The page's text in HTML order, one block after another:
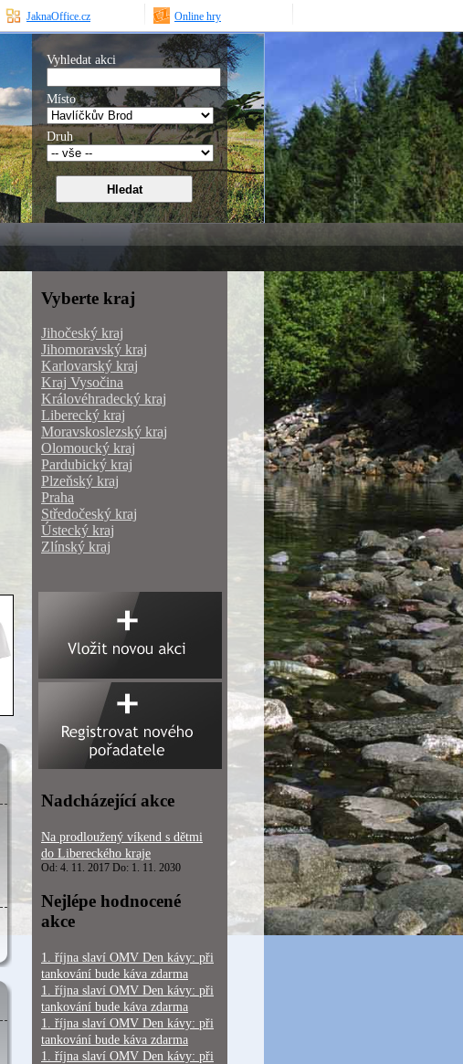
JaknaOffice.cz Online hry
Vyhledat akci
Místo
Druh
Vyberte kraj
Jihočeský kraj
Jihomoravský kraj
Karlovarský kraj
Kraj Vysočina
Královéhradecký kraj
Liberecký kraj
Moravskoslezský kraj
Olomoucký kraj
Pardubický kraj
Plzeňský kraj
Praha
Středočeský kraj
Ústecký kraj
Zlínský kraj
Nadcházející akce
Na prodloužený víkend s dětmi
do Libereckého kraje
Od: 4. 11. 2017 Do: 1. 11. 2030
Nejlépe hodnocené
akce
1. října slaví OMV Den kávy: při
tankování bude káva zdarma
1. října slaví OMV Den kávy: při
tankování bude káva zdarma
1. října slaví OMV Den kávy: při
tankování bude káva zdarma
1. října slaví OMV Den kávy: při